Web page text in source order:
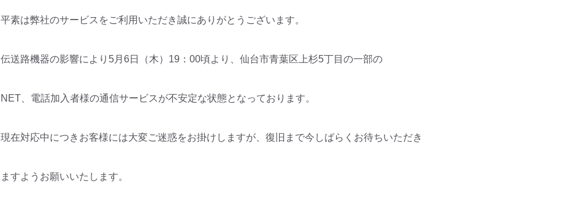
平素は弊社のサービスをご利用いただき誠にありがとうございます。
伝送路機器の影響により5月6日（木）19：00頃より、仙台市青葉区上杉5丁目の一部の
NET、電話加入者様の通信サービスが不安定な状態となっております。
現在対応中につきお客様には大変ご迷惑をお掛けしますが、復旧まで今しばらくお待ちいただき
ますようお願いいたします。